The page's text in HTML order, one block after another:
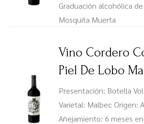
Graduación alcohólica
Mosquita Muerta
Vino Cordero
Piel De Lobo
Presentación: Botella
Varietal: Malbec Origen:
Añejamiento: 6 meses